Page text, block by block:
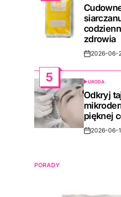
IN
zdrowia
Post2026-06-
5
POSTED
IN
URODA
Odkryj
pięknej
Post2026-06-
PORADY